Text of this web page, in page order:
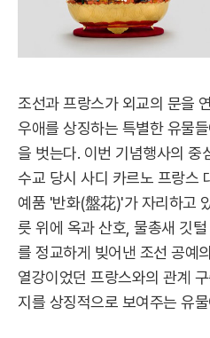
조선과 프랑스가 외교의 문을
우애를 상징하는 특별한 유물
을 벗는다. 이번 기념행사의
수교 당시 사디 카르노 프랑스
예품 '반화(盤花)'가 자리하고
릇 위에 옥과 산호, 물총새 깃
를 정교하게 빚어낸 조선 공예
열강이었던 프랑스와의 관계
지를 상징적으로 보여주는 유